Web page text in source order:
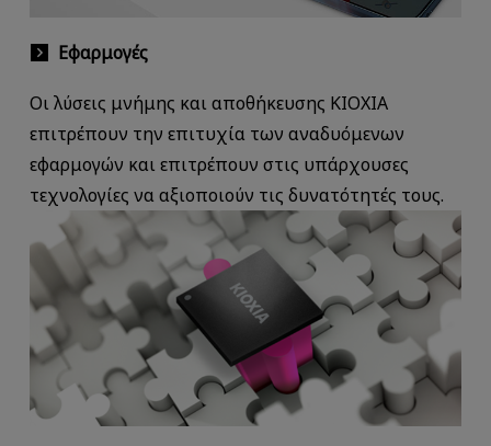
Εφαρμογές
Οι λύσεις μνήμης και αποθήκευσης KIOXIA
επιτρέπουν την επιτυχία των αναδυόμενων
εφαρμογών και επιτρέπουν στις υπάρχουσες
τεχνολογίες να αξιοποιούν τις δυνατότητές τους.